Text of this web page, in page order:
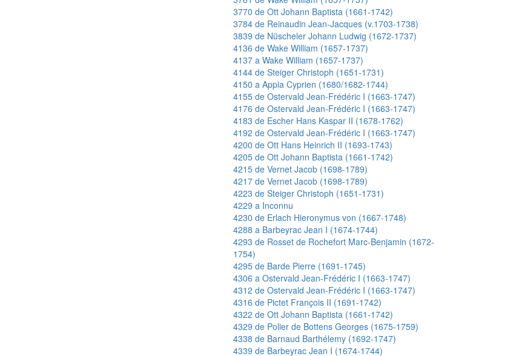
3770 de Ott Johann Baptista (1661-1742)
3784 de Reinaudin Jean-Jacques (v.1703-1738)
3839 de Nüscheler Johann Ludwig (1672-1737)
4136 de Wake William (1657-1737)
4137 a Wake William (1657-1737)
4144 de Steiger Christoph (1651-1731)
4150 a Appia Cyprien (1680/1682-1744)
4155 de Ostervald Jean-Frédéric I (1663-1747)
4176 de Ostervald Jean-Frédéric I (1663-1747)
4183 de Escher Hans Kaspar II (1678-1762)
4192 de Ostervald Jean-Frédéric I (1663-1747)
4200 de Ott Hans Heinrich II (1693-1743)
4205 de Ott Johann Baptista (1661-1742)
4215 de Vernet Jacob (1698-1789)
4217 de Vernet Jacob (1698-1789)
4223 de Steiger Christoph (1651-1731)
4229 a Inconnu
4230 de Erlach Hieronymus von (1667-1748)
4288 a Barbeyrac Jean I (1674-1744)
4293 de Rosset de Rochefort Marc-Benjamin (1672-
1754)
4295 de Barde Pierre (1691-1745)
4306 a Ostervald Jean-Frédéric I (1663-1747)
4312 de Ostervald Jean-Frédéric I (1663-1747)
4316 de Pictet François II (1691-1742)
4322 de Ott Johann Baptista (1661-1742)
4329 de Polier de Bottens Georges (1675-1759)
4338 de Barnaud Barthélemy (1692-1747)
4339 de Barbeyrac Jean I (1674-1744)